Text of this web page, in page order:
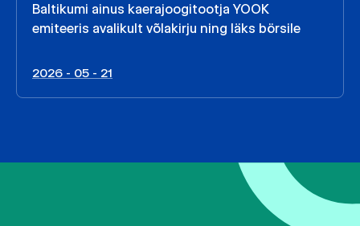
Baltikumi ainus kaerajoogitootja YOOK
emiteeris avalikult võlakirju ning läks börsile
2026 - 05 - 21